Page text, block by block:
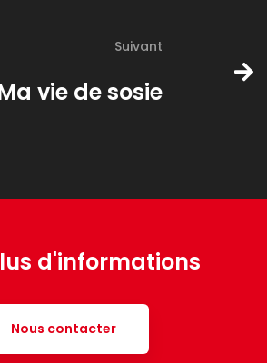
Suivant
vie de sosie
d'informations
Nous contacter